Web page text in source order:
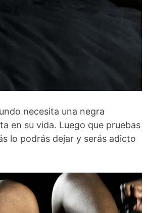
necesita una negra
en su vida. Luego que pruebas
lo podrás dejar y serás adicto